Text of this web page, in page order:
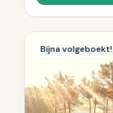
Bijna volgeboekt!